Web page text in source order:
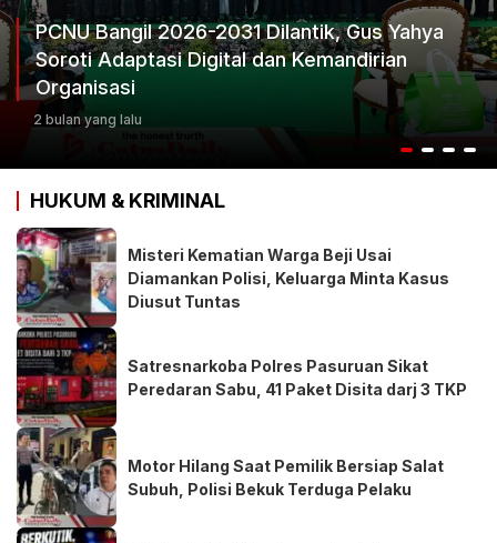
Ketum Progib Dorong Rapimwil Jatim
Keputusan Terbaik
3 bulan yang lalu
HUKUM & KRIMINAL
Misteri Kematian Warga Beji Usai
Diamankan Polisi, Keluarga Minta Kasus
Diusut Tuntas
Satresnarkoba Polres Pasuruan Sikat
Peredaran Sabu, 41 Paket Disita darj 3 TKP
Motor Hilang Saat Pemilik Bersiap Salat
Subuh, Polisi Bekuk Terduga Pelaku